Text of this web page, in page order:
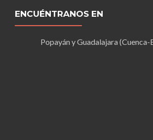
ENCUÉNTRANOS EN
Popayán y Guadalajara (Cuenca-